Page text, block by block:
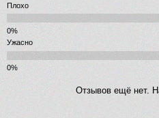
Плохо
Ужасно
Отзывов ещё нет.